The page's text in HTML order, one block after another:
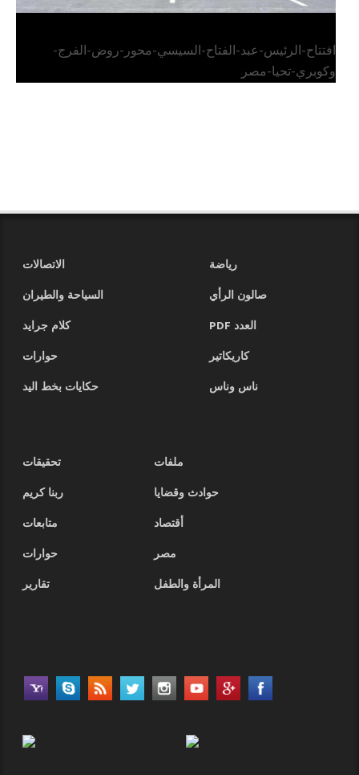
افتتاح-الرئيس-عبد-الفتاح-السيسي-محور-روض-الفرج-
وكوبري-تحيا-مصر
رياضة
الاتصالات
صالون الرأي
السياحة والطيران
العدد PDF
كلام جرايد
كاريكاتير
حوارات
ناس وناس
حكايات بخط اليد
ملفات
تحقيقات
حوادث وقضايا
ربنا كريم
أقتصاد
متابعات
مصر
حوارات
المرأة والطفل
تقارير